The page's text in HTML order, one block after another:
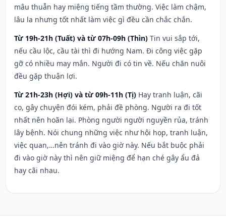
mâu thuẫn hay miệng tiếng tầm thường. Việc làm chậm,
lâu la nhưng tốt nhất làm việc gì đều cần chắc chắn.
Từ 19h-21h (Tuất) và từ 07h-09h (Thìn) Tin vui sắp tới,
nếu cầu lộc, cầu tài thì đi hướng Nam. Đi công việc gặp
gỡ có nhiều may mắn. Người đi có tin về. Nếu chăn nuôi
đều gặp thuận lợi.
Từ 21h-23h (Hợi) và từ 09h-11h (Tị) Hay tranh luận, cãi
cọ, gây chuyện đói kém, phải đề phòng. Người ra đi tốt
nhất nên hoãn lại. Phòng người người nguyền rủa, tránh
lây bệnh. Nói chung những việc như hội họp, tranh luận,
việc quan,…nên tránh đi vào giờ này. Nếu bắt buộc phải
đi vào giờ này thì nên giữ miệng để hạn ché gây ẩu đả
hay cãi nhau.